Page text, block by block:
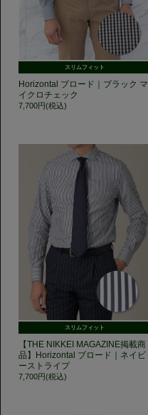
スリムフィット
Horizontal ブロード｜ブラック マ
イクロチェック
7,700円(税込)
スリムフィット
【THE NIKKEI MAGAZINE掲載商
品】Horizontal ブロード｜ネイビ
ーストライプ
7,700円(税込)